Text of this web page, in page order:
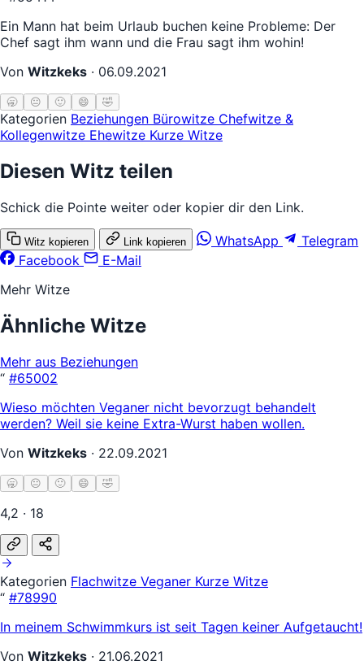
Ein Mann hat beim Urlaub buchen keine Probleme: Der
Chef sagt ihm wann und die Frau sagt ihm wohin!
Von Witzkeks · 06.09.2021
🥱 😐 🙂 😄 🤣
Kategorien Beziehungen Bürowitze Chefwitze &
Kollegenwitze Ehewitze Kurze Witze
Diesen Witz teilen
Schick die Pointe weiter oder kopier dir den Link.
Witz kopieren Link kopieren WhatsApp
Telegram
Facebook
E-Mail
Mehr Witze
Ähnliche Witze
Mehr aus Beziehungen
“ #65002
Wieso möchten Veganer nicht bevorzugt behandelt
werden? Weil sie keine Extra-Wurst haben wollen.
Von Witzkeks · 22.09.2021
🥱 😐 🙂 😄 🤣
4,2 · 18
Kategorien Flachwitze Veganer Kurze Witze
“ #78990
In meinem Schwimmkurs ist seit Tagen keiner Aufgetaucht!
Von Witzkeks · 21.06.2021